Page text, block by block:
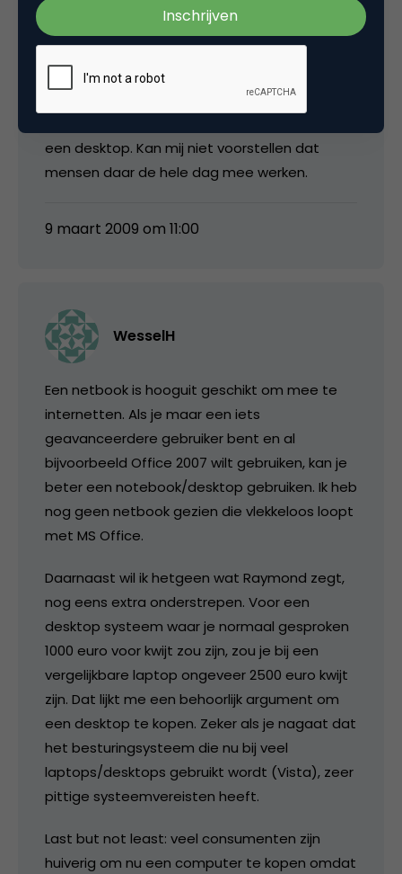
een stuk meer dan een desktop.
Bovendien kan je de desktop eenvoudig
voorzien van een nieuwe videokaart waardoor
deze voor de gamer weer even langer mee
een desktop. Kan mij niet voorstellen dat
mensen daar de hele dag mee werken.
9 maart 2009 om 11:00
WesselH
Een netbook is hooguit geschikt om mee te
internetten. Als je maar een iets
geavanceerdere gebruiker bent en al
bijvoorbeeld Office 2007 wilt gebruiken, kan je
beter een notebook/desktop gebruiken. Ik heb
nog geen netbook gezien die vlekkeloos loopt
met MS Office.
Daarnaast wil ik hetgeen wat Raymond zegt,
nog eens extra onderstrepen. Voor een
desktop systeem waar je normaal gesproken
1000 euro voor kwijt zou zijn, zou je bij een
vergelijkbare laptop ongeveer 2500 euro kwijt
zijn. Dat lijkt me een behoorlijk argument om
een desktop te kopen. Zeker als je nagaat dat
het besturingsysteem die nu bij veel
laptops/desktops gebruikt wordt (Vista), zeer
pittige systeemvereisten heeft.
Last but not least: veel consumenten zijn
huiverig om nu een computer te kopen omdat